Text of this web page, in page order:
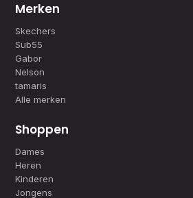
Merken
Skechers
Sub55
Gabor
Nelson
tamaris
Alle merken
Shoppen
Dames
Heren
Kinderen
Jongens